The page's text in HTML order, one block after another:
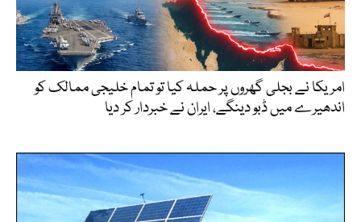
امریکا نے بجلی گھروں پر حملہ کیا تو تمام خلیجی ممالک کو
اندھیرے میں ڈبو دینگے، ایران نے خبردار کر دیا